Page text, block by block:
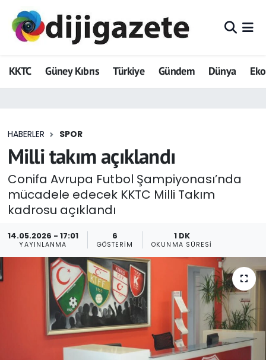
KKTC Güney Kıbrıs Türkiye Gündem Dünya
HABERLER SPOR
Milli takım açıklandı
Conifa Avrupa Futbol Şampiyonası’nda
mücadele edecek KKTC Milli Takım
kadrosu açıklandı
14.05.2026 - 17:01
YAYINLANMA
6
GÖSTERIM
1 DK
OKUNMA SÜRESI
ADVERTORIAL
Dijigazete
Eğitim
Ekonomi
Foto Galeri
Güncel
Gündem
KKTC
KKTC YEREL SEÇİM 2018
Hava Durumu
Trafik Durumu
Tüm Manşetler
Son Dakika Haberleri
Haber Arşivi